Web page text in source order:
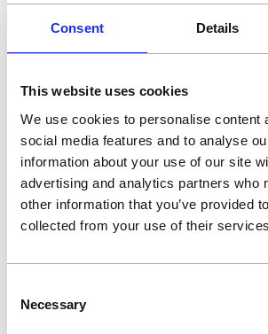
Consent Details
This website uses cookies
We use cookies to personalise content
social media features and to analyse
information about your use of our site
advertising and analytics partners who
other information that you’ve provided
collected from your use of their
Selection
Necessary
Maßnahmen ableiten &
Mehr erfahren
Energieeinkauf
Verbrauch & Markt analysieren
02 Strategie & Verträge
03 Einkauf & Monitoring
Mehr erfahren